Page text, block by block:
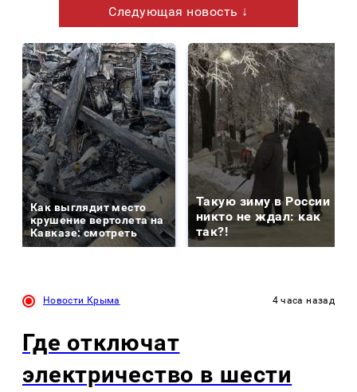
Следующая новость ↓
Как выглядит место
крушение вертолета на
Кавказе: смотреть
Такую зиму в России
никто не ждал: как
так?!
Новости Крыма 4 часа назад
Где отключат
электричество в шести